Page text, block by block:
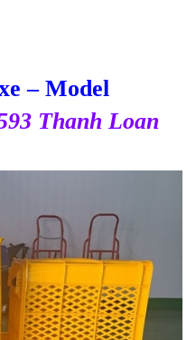
– Model
Thanh Loan